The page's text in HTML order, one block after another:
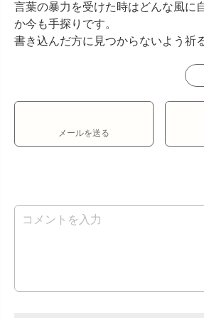
言葉の暴力を受けた時はどんな風に
か今も手探りです。
書き込んだ方に見つからないよう祈
メールを送る